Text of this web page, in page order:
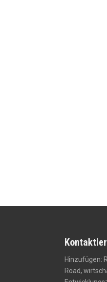
Hinzufügen:
Road,